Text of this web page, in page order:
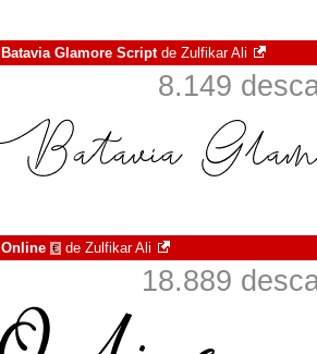
Batavia Glamore Scriptde Zulfikar Ali
8.149
Online € de Zulfikar Ali
18.889